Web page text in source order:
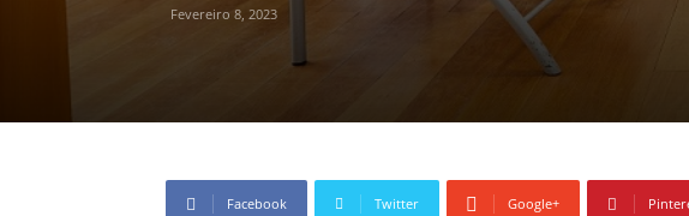
Fevereiro 8, 2023
Facebook Twitter Google+